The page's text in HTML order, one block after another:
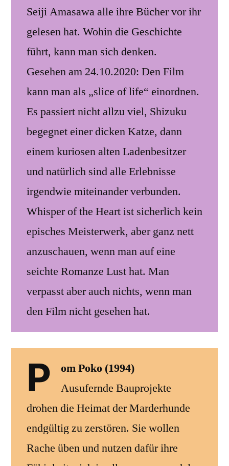
Seiji Amasawa alle ihre Bücher vor ihr
gelesen hat. Wohin die Geschichte
führt, kann man sich denken.
Gesehen am 24.10.2020: Den Film
kann man als „slice of life“ einordnen.
Es passiert nicht allzu viel, Shizuku
begegnet einer dicken Katze, dann
einem kuriosen alten Ladenbesitzer
und natürlich sind alle Erlebnisse
irgendwie miteinander verbunden.
Whisper of the Heart ist sicherlich kein
episches Meisterwerk, aber ganz nett
anzuschauen, wenn man auf eine
seichte Romanze Lust hat. Man
verpasst aber auch nichts, wenn man
den Film nicht gesehen hat.
P
om Poko (1994)
Ausufernde Bauprojekte
drohen die Heimat der Marderhunde
endgültig zu zerstören. Sie wollen
Rache üben und nutzen dafür ihre